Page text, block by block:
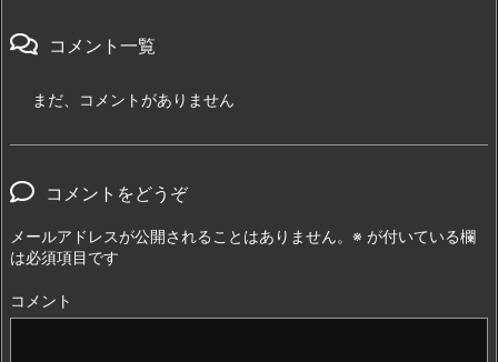
コメント一覧
まだ、コメントがありません
コメントをどうぞ
メールアドレスが公開されることはありません。 ※ が付いている欄
は必須項目です
コメント